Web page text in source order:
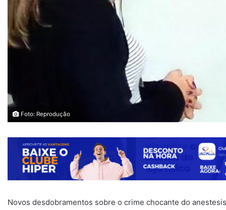
Foto: Reprodução
Novos desdobramentos sobre o crime chocante do